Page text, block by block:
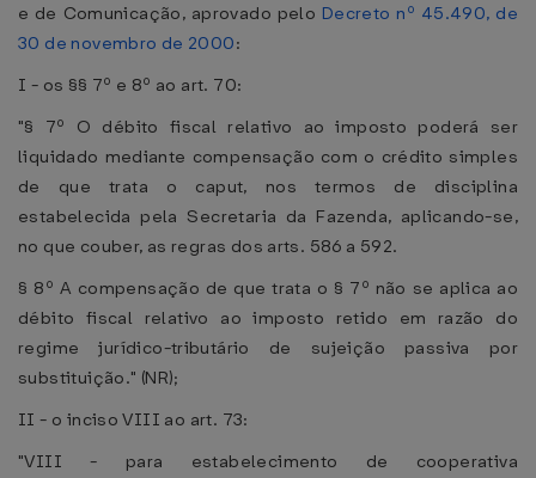
e de Comunicação, aprovado pelo Decreto nº 45.490, de
30 de novembro de 2000:
I - os §§ 7º e 8º ao art. 70:
"§ 7º O débito fiscal relativo ao imposto poderá ser
liquidado mediante compensação com o crédito simples
de que trata o caput, nos termos de disciplina
estabelecida pela Secretaria da Fazenda, aplicando-se,
no que couber, as regras dos arts. 586 a 592.
§ 8º A compensação de que trata o § 7º não se aplica ao
débito fiscal relativo ao imposto retido em razão do
regime jurídico-tributário de sujeição passiva por
substituição." (NR);
II - o inciso VIII ao art. 73:
"VIII - para estabelecimento de cooperativa